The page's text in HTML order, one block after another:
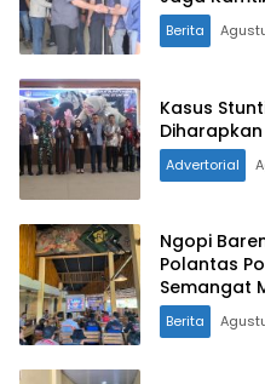
Berita
Kasus
Advertorial
Ngopi
Polantas
Semangat
Berita